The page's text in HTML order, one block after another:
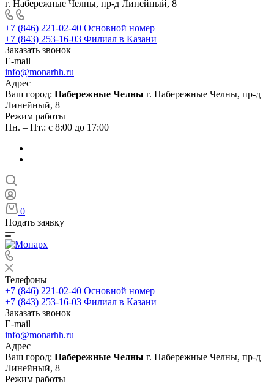
г. Набережные Челны, пр-д Линейный, 8
+7 (846) 221-02-40 Основной номер
+7 (843) 253-16-03 Филиал в Казани
Заказать звонок
E-mail
info@monarhh.ru
Адрес
Ваш город: Набережные Челны г. Набережные Челны, пр-д
Линейный, 8
Режим работы
Пн. – Пт.: с 8:00 до 17:00
0
Подать заявку
Телефоны
+7 (846) 221-02-40 Основной номер
+7 (843) 253-16-03 Филиал в Казани
Заказать звонок
E-mail
info@monarhh.ru
Адрес
Ваш город: Набережные Челны г. Набережные Челны, пр-д
Линейный, 8
Режим работы